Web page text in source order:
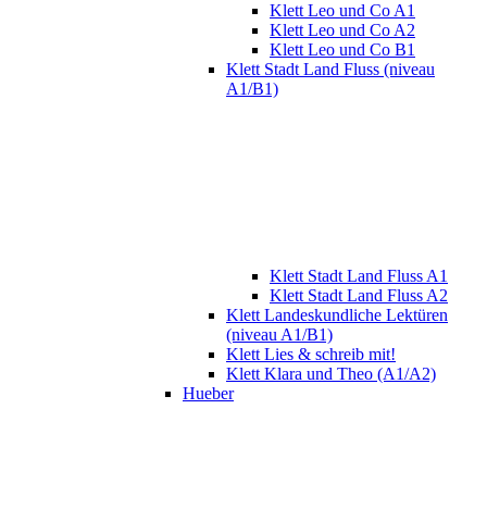
Klett Leo und Co A1
Klett Leo und Co A2
Klett Leo und Co B1
Klett Stadt Land Fluss (niveau
A1/B1)
Klett Stadt Land Fluss A1
Klett Stadt Land Fluss A2
Klett Landeskundliche Lektüren
(niveau A1/B1)
Klett Lies & schreib mit!
Klett Klara und Theo (A1/A2)
Hueber